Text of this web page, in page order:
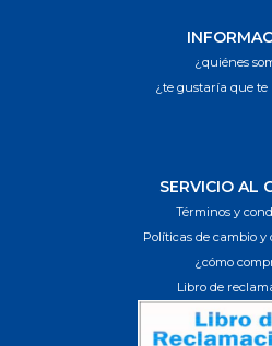
¿quiénes
¿te gustaría que te
SERVICIO AL
Términos y
Políticas de cambio y
¿cómo
Libro de